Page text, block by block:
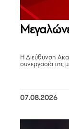
Η Διεύθυνση
συνεργασία της
07.08.2026